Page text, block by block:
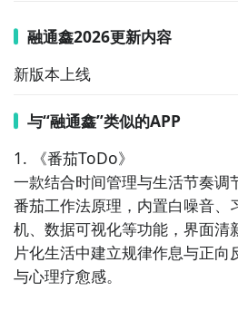
融通鑫2026更新内容
新版本上线
与“融通鑫”类似的APP
1. 《番茄ToDo》
一款结合时间管理与生活节奏调
番茄工作法原理，内置白噪音、
机、数据可视化等功能，界面清
片化生活中建立规律作息与正向
与心理疗愈感。